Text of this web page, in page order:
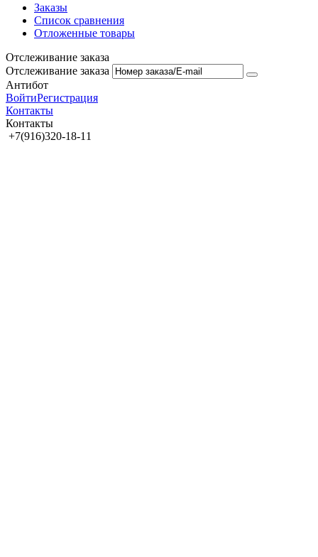
Заказы
Список сравнения
Отложенные товары
Отслеживание заказа
Отслеживание заказа
Антибот
ВойтиРегистрация
Контакты
Контакты
+7(916)320-18-11